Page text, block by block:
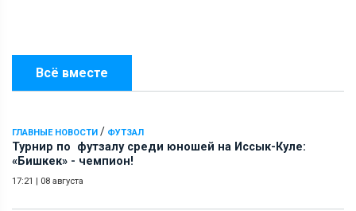
Всё вместе
ГЛАВНЫЕ НОВОСТИ / ФУТЗАЛ
Турнир по футзалу среди юношей на Иссык-Куле:
«Бишкек» - чемпион!
17:21 | 08 августа